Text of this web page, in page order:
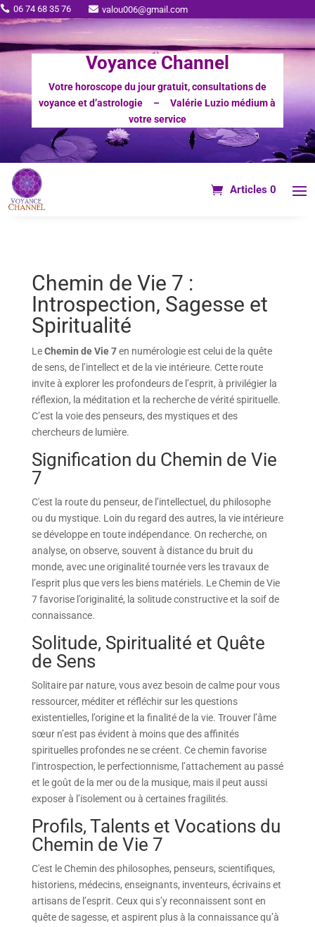
 06 74 68 35 76  valou006@gmail.com
Voyance Channel
Votre horoscope du jour gratuit, consultations de
voyance et d’astrologie – Valérie Luzio médium à
votre service
Articles 0
Chemin de Vie 7 :
Introspection, Sagesse et
Spiritualité
LeChemin de Vie 7en numérologie est celui de la quête
de sens, de l’intellect et de la vie intérieure. Cette route
invite à explorer les profondeurs de l’esprit, à privilégier la
réflexion, la méditation et la recherche de vérité spirituelle.
C’est la voie des penseurs, des mystiques et des
chercheurs de lumière.
Signification du Chemin de Vie
7
C'est la route du penseur, de l’intellectuel, du philosophe
ou du mystique. Loin du regard des autres, la vie intérieure
se développe en toute indépendance. On recherche, on
analyse, on observe, souvent à distance du bruit du
monde, avec une originalité tournée vers les travaux de
l’esprit plus que vers les biens matériels. Le Chemin de Vie
7 favorise l’originalité, la solitude constructive et la soif de
connaissance.
Solitude, Spiritualité et Quête
de Sens
Solitaire par nature, vous avez besoin de calme pour vous
ressourcer, méditer et réfléchir sur les questions
existentielles, l’origine et la finalité de la vie. Trouver l’âme
sœur n’est pas évident à moins que des affinités
spirituelles profondes ne se créent. Ce chemin favorise
l’introspection, le perfectionnisme, l’attachement au passé
et le goût de la mer ou de la musique, mais il peut aussi
exposer à l’isolement ou à certaines fragilités.
Profils, Talents et Vocations du
Chemin de Vie 7
C'est le Chemin des philosophes, penseurs, scientifiques,
historiens, médecins, enseignants, inventeurs, écrivains et
artisans de l’esprit. Ceux qui s’y reconnaissent sont en
quête de sagesse, et aspirent plus à la connaissance qu’à